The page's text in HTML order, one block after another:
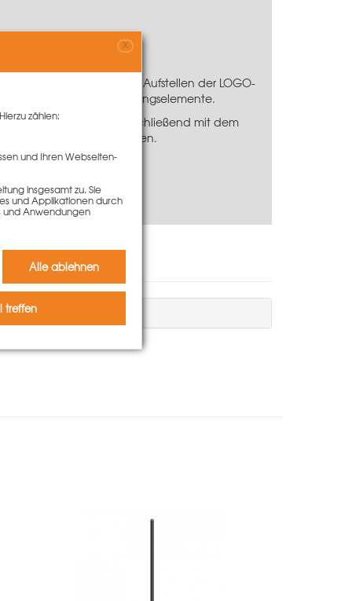
um das sichere Aufstellen der LOGO-
für die Schalungselemente.
Element wird anschließend mit dem
der Schalung zu vermeiden.
gebracht werden.
X
zählen:
und Ihren Webseiten-
insgesamt zu. Sie
und Applikationen durch
und Anwendungen
Alle ablehnen
treffen